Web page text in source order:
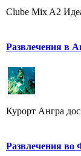
Clube Mix A2
Развлечения в
Курорт Ангра
Развлечения во